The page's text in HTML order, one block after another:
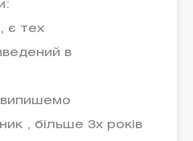
є тех
в
випишемо
, більше 3х років